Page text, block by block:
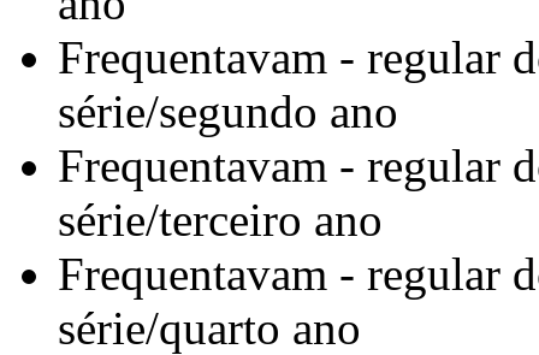
Frequentavam - regular
série/segundo ano
Frequentavam - regular
série/terceiro ano
Frequentavam - regular
série/quarto ano